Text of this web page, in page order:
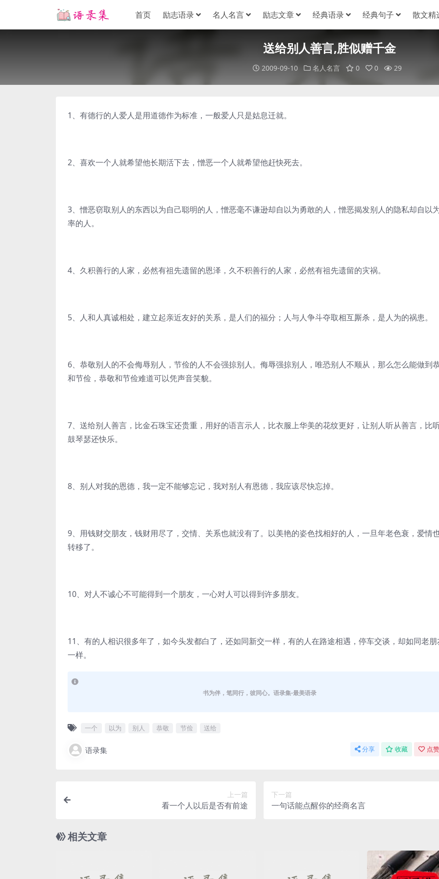
首页 励志语录 名人名言 励志文章 经典语录 经典句子 散文精
送给别人善言,胜似赠千金
2009-09-10 名人名言 0 0 29
1、有德行的人爱人是用道德作为标准，一般爱人只是姑息迁就。
2、喜欢一个人就希望他长期活下去，憎恶一个人就希望他赶快死去。
3、憎恶窃取别人的东西以为自己聪明的人，憎恶毫不谦逊却自以为勇敢的人，憎恶揭发别人的隐私却自以
率的人。
4、久积善行的人家，必然有祖先遗留的恩泽，久不积善行的人家，必然有祖先遗留的灾祸。
5、人和人真诚相处，建立起亲近友好的关系，是人们的福分；人与人争斗夺取相互厮杀，是人为的祸患。
6、恭敬别人的不会侮辱别人，节俭的人不会强掠别人。侮辱强掠别人，唯恐别人不顺从，那么怎么能做到
和节俭，恭敬和节俭难道可以凭声音笑貌。
7、送给别人善言，比金石珠宝还贵重，用好的语言示人，比衣服上华美的花纹更好，让别人听从善言，比
鼓琴瑟还快乐。
8、别人对我的恩德，我一定不能够忘记，我对别人有恩德，我应该尽快忘掉。
9、用钱财交朋友，钱财用尽了，交情、关系也就没有了。以美艳的姿色找相好的人，一旦年老色衰，爱情
转移了。
10、对人不诚心不可能得到一个朋友，一心对人可以得到许多朋友。
11、有的人相识很多年了，如今头发都白了，还如同新交一样，有的人在路途相遇，停车交谈，却如同老朋
一样。
书为伴，笔同行，彼同心。语录集-最美语录
一个 以为 别人 恭敬 节俭 送给
语录集 分享 收藏 点
上一篇
看一个人以后是否有前途
下一篇
一句话能点醒你的经商名言
相关文章